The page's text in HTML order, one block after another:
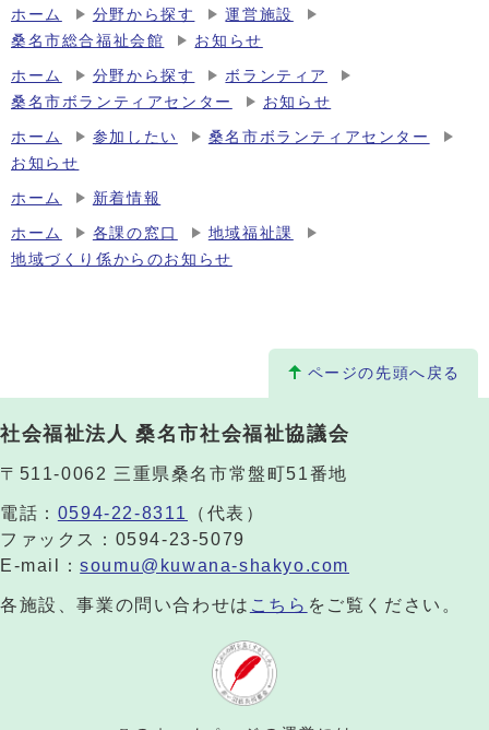
ホーム 分野から探す
運営施設
桑名市総合福祉会館
お知らせ
ホーム 分野から探す
ボランティア
桑名市ボランティアセンター
お知らせ
ホーム 参加したい
桑名市ボランティアセンター
お知らせ
ホーム 新着情報
ホーム 各課の窓口
地域福祉課
地域づくり係からのお知らせ
ページの先頭へ戻る
社会福祉法人 桑名市社会福祉協議会
〒511-0062 三重県桑名市常盤町51番地
電話： 0594-22-8311
（代表）
ファックス：0594-23-5079
E-mail：soumu@kuwana-shakyo.com
各施設、事業の問い合わせは こちら をご覧ください。